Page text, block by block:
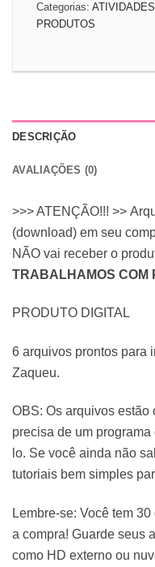
Categorias: ATIVIDADES
PRODUTOS
DESCRIÇÃO
AVALIAÇÕES (0)
>>> ATENÇÃO!!! >>
(download) em seu
NÃO vai receber o
TRABALHAMOS COM
PRODUTO DIGITAL
6 arquivos prontos para
Zaqueu.
OBS: Os arquivos estão
precisa de um
lo. Se você ainda não
tutoriais bem simples
Lembre-se: Você tem
a compra! Guarde seus
como HD externo ou